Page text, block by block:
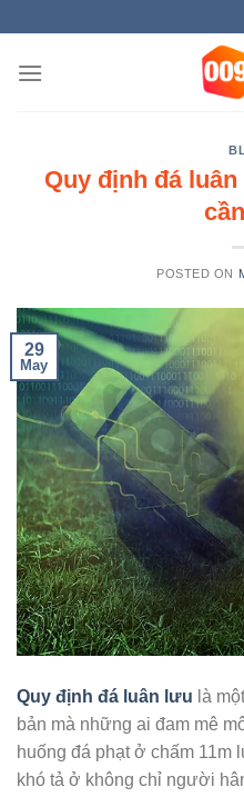
content
Quy định đá
POSTED ON
29
May
Quy định đá luân lưu là
bản mà những ai đam mê
huống đá phạt ở chấm 11m
khó tả ở không chỉ người